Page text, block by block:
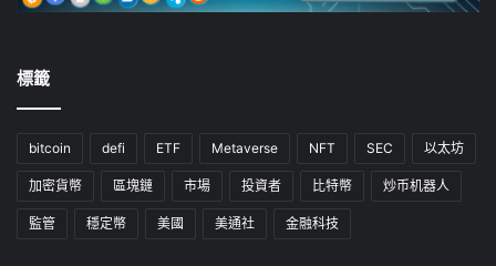
標籤
bitcoin defi ETF Metaverse NFT SEC 以太坊
加密貨幣 區塊鏈 市場 投資者 比特幣 炒币机器人
監管 穩定幣 美國 美通社 金融科技